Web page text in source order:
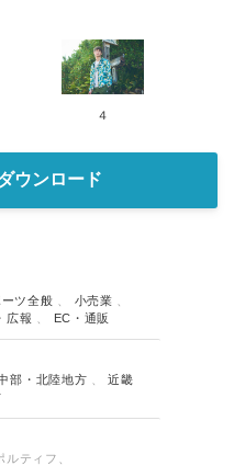
４
ウンロード
ーツ全般 小売業
広報
EC・通販
部・北陸地方 、近畿
ティフ、